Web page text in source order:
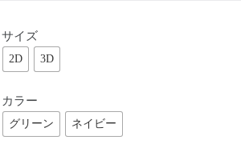
サイズ
2D 3D
カラー
グリーン ネイビー